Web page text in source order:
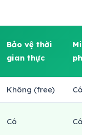
Bảo vệ thời
gian thực
Miễn
phí
Không (free) Có
Có Có